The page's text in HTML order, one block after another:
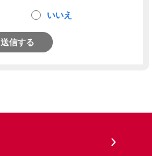
いいえ
送信する